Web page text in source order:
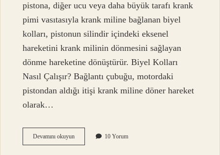
pistona, diğer ucu veya daha büyük tarafı krank
pimi vasıtasıyla krank miline bağlanan biyel
kolları, pistonun silindir içindeki eksenel
hareketini krank milinin dönmesini sağlayan
dönme hareketine dönüştürür. Biyel Kolları
Nasıl Çalışır? Bağlantı çubuğu, motordaki
pistondan aldığı itişi krank miline döner hareket
olarak…
Devamını okuyunBiyel
Kepi
10 Yorum